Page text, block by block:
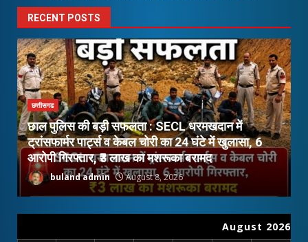
RECENT POSTS
छत्तीसगढ
छाल पुलिस की बड़ी सफलता : SECL धरमखदान में
ट्रांसफार्मर पार्ट्स व केबल चोरी का 24 घंटे में खुलासा, 6
आरोपी गिरफ्तार, ₹3 लाख का मशरूका बरामद
buland admin August 8, 2026
August 2026